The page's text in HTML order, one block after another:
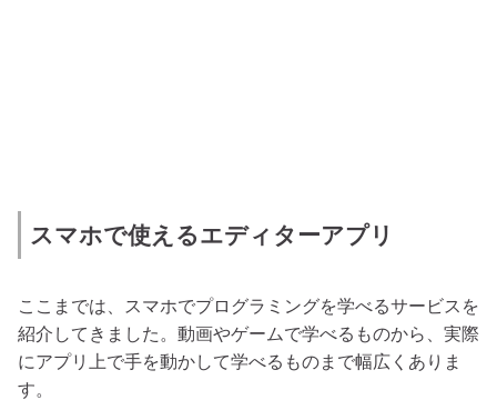
スマホで使えるエディターアプリ
ここまでは、スマホでプログラミングを学べるサービスを
紹介してきました。動画やゲームで学べるものから、実際
にアプリ上で手を動かして学べるものまで幅広くありま
す。